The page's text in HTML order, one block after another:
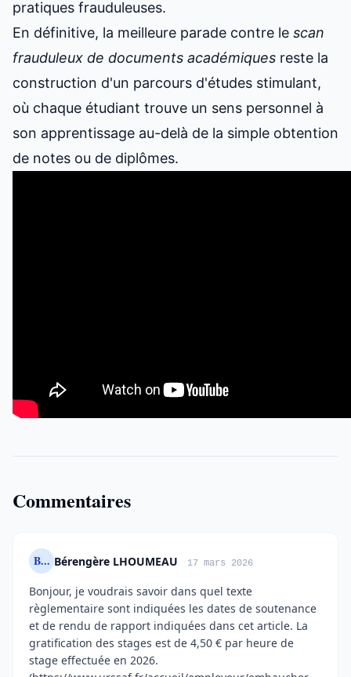
pratiques frauduleuses.
En définitive, la meilleure parade contre le scan
frauduleux de documents académiques reste la
construction d'un parcours d'études stimulant,
où chaque étudiant trouve un sens personnel à
son apprentissage au-delà de la simple obtention
de notes ou de diplômes.
Commentaires
B... Bérengère LHOUMEAU 17 mars 2026
Bonjour, je voudrais savoir dans quel texte
règlementaire sont indiquées les dates de soutenance
et de rendu de rapport indiquées dans cet article. La
gratification des stages est de 4,50 € par heure de
stage effectuée en 2026.